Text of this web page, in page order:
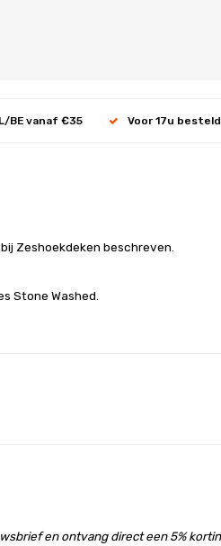
BE vanaf €35 Voor 17u
Zeshoekdeken beschreven.
Stone Washed.
en ontvang direct een 5%